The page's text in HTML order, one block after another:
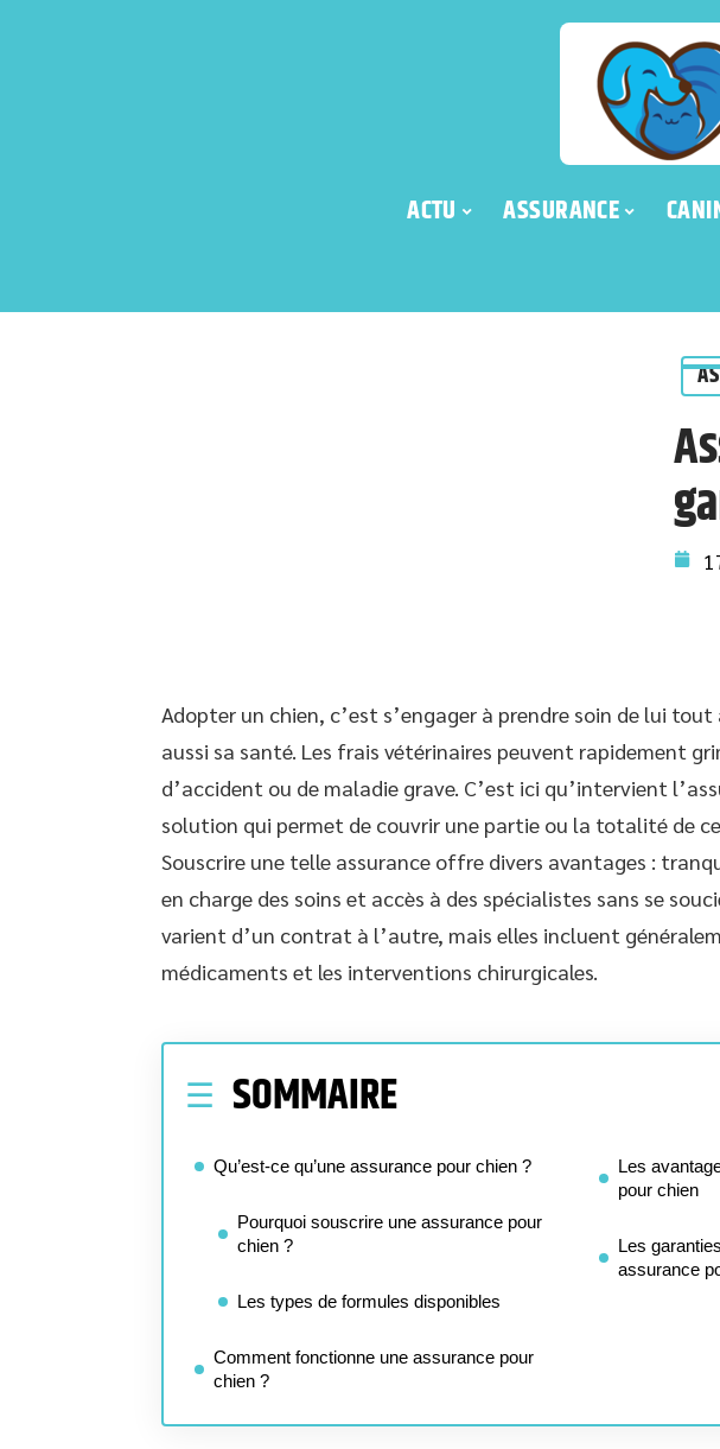
ACTU ASSURANCE
Adopter un chien, c’est s’engager à prendre soin de lui
aussi sa santé. Les frais vétérinaires peuvent rapidement
d’accident ou de maladie grave. C’est ici qu’intervient
solution qui permet de couvrir une partie ou la totalité de
Souscrire une telle assurance offre divers avantages :
en charge des soins et accès à des spécialistes sans se
varient d’un contrat à l’autre, mais elles incluent
médicaments et les interventions chirurgicales.
SOMMAIRE
Qu’est-ce qu’une assurance pour chien ?
Pourquoi souscrire une assurance pour
chien ?
Les types de formules disponibles
Comment fonctionne une assurance pour
chien ?
Les
pour chien
Les
assurance